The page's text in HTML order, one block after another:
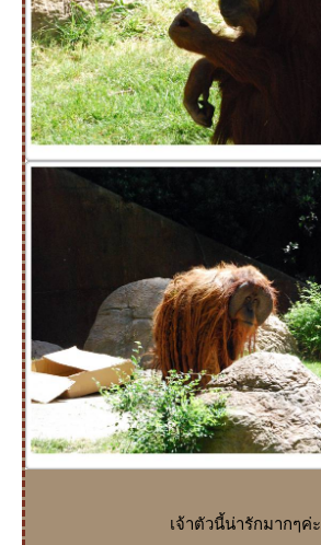
เจ้าตัวนี้น่ารักมากๆค่ะ